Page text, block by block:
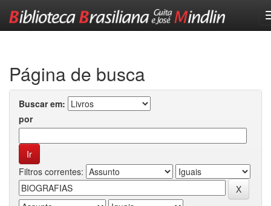
Página de busca
Buscar em:
por
Filtros correntes: